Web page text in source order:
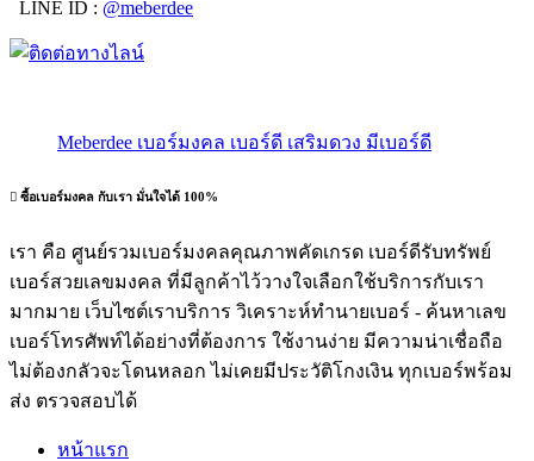
LINE ID : @meberdee
Meberdee เบอร์มงคล เบอร์ดี เสริมดวง มีเบอร์ดี
ซื้อเบอร์มงคล กับเรา มั่นใจได้ 100%
เรา คือ ศูนย์รวมเบอร์มงคลคุณภาพคัดเกรด เบอร์ดีรับทรัพย์
เบอร์สวยเลขมงคล ที่มีลูกค้าไว้วางใจเลือกใช้บริการกับเรา
มากมาย เว็บไซต์เราบริการ วิเคราะห์ทำนายเบอร์ - ค้นหาเลข
เบอร์โทรศัพท์ได้อย่างที่ต้องการ ใช้งานง่าย มีความน่าเชื่อถือ
ไม่ต้องกลัวจะโดนหลอก ไม่เคยมีประวัติโกงเงิน ทุกเบอร์พร้อม
ส่ง ตรวจสอบได้
หน้าแรก